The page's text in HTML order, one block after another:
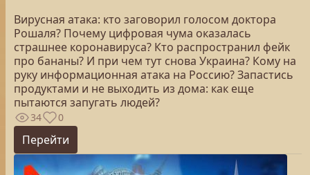
Вирусная атака: кто заговорил голосом доктора
Рошаля? Почему цифровая чума оказалась
страшнее коронавируса? Кто распространил фейк
про бананы? И при чем тут снова Украина? Кому на
руку информационная атака на Россию? Запастись
продуктами и не выходить из дома: как еще
пытаются запугать людей?
34 0
Перейти